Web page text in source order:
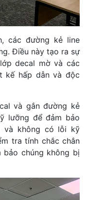
các đường kẻ line
Điều này tạo ra sự
decal mờ và các
kế hấp dẫn và độc
và gắn đường kẻ
lưỡng để đảm bảo
và không có lỗi kỹ
tra tính chắc chắn
bảo chúng không bị